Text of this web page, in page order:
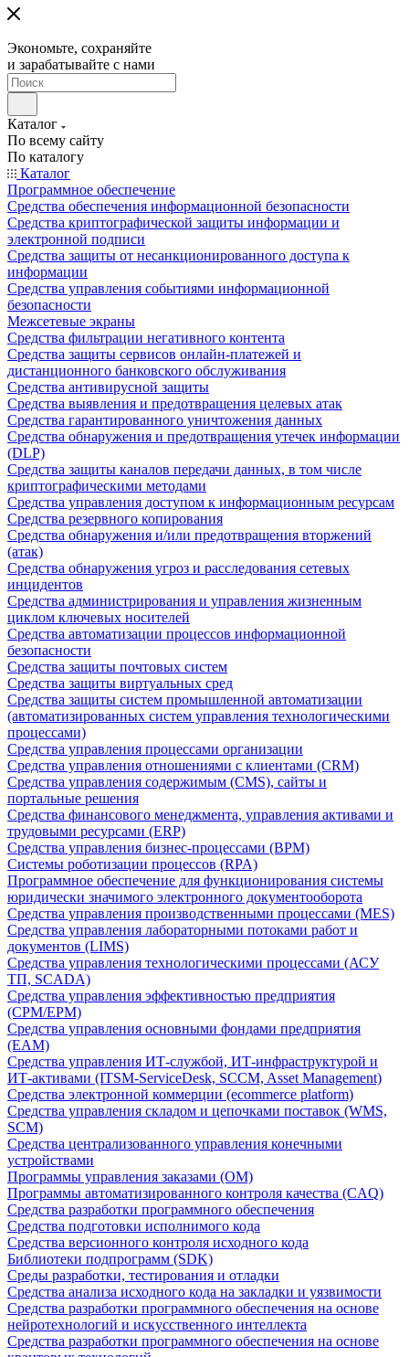
Экономьте, сохраняйте
и зарабатывайте с нами
Каталог
По всему сайту
По каталогу
Каталог
Программное обеспечение
Средства обеспечения информационной безопасности
Средства криптографической защиты информации и
электронной подписи
Средства защиты от несанкционированного доступа к
информации
Средства управления событиями информационной
безопасности
Межсетевые экраны
Средства фильтрации негативного контента
Средства защиты сервисов онлайн-платежей и
дистанционного банковского обслуживания
Средства антивирусной защиты
Средства выявления и предотвращения целевых атак
Средства гарантированного уничтожения данных
Средства обнаружения и предотвращения утечек информации
(DLP)
Средства защиты каналов передачи данных, в том числе
криптографическими методами
Средства управления доступом к информационным ресурсам
Средства резервного копирования
Средства обнаружения и/или предотвращения вторжений
(атак)
Средства обнаружения угроз и расследования сетевых
инцидентов
Средства администрирования и управления жизненным
циклом ключевых носителей
Средства автоматизации процессов информационной
безопасности
Средства защиты почтовых систем
Средства защиты виртуальных сред
Средства защиты систем промышленной автоматизации
(автоматизированных систем управления технологическими
процессами)
Средства управления процессами организации
Средства управления отношениями с клиентами (CRM)
Средства управления содержимым (CMS), сайты и
портальные решения
Средства финансового менеджмента, управления активами и
трудовыми ресурсами (ERP)
Средства управления бизнес-процессами (BPM)
Системы роботизации процессов (RPA)
Программное обеспечение для функционирования системы
юридически значимого электронного документооборота
Средства управления производственными процессами (MES)
Средства управления лабораторными потоками работ и
документов (LIMS)
Средства управления технологическими процессами (АСУ
ТП, SCADA)
Средства управления эффективностью предприятия
(CPM/EPM)
Средства управления основными фондами предприятия
(EAM)
Средства управления ИТ-службой, ИТ-инфраструктурой и
ИТ-активами (ITSM-ServiceDesk, SCCM, Asset Management)
Средства электронной коммерции (ecommerce platform)
Средства управления складом и цепочками поставок (WMS,
SCM)
Средства централизованного управления конечными
устройствами
Программы управления заказами (OM)
Программы автоматизированного контроля качества (CAQ)
Средства разработки программного обеспечения
Средства подготовки исполнимого кода
Средства версионного контроля исходного кода
Библиотеки подпрограмм (SDK)
Среды разработки, тестирования и отладки
Средства анализа исходного кода на закладки и уязвимости
Средства разработки программного обеспечения на основе
нейротехнологий и искусственного интеллекта
Средства разработки программного обеспечения на основе